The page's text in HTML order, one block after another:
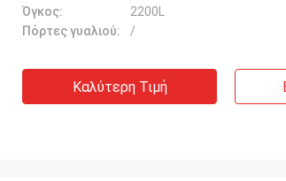
Όγκος:
2200L
Πόρτες γυαλιού:
/
Καλύτερη Τιμή